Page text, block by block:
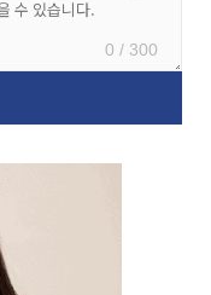
0 / 300